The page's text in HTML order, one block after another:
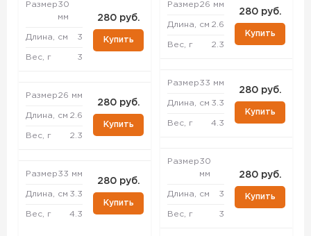
Размер30
мм
Длина, см 3
Вес, г 3
280 руб.
Купить
Размер26 мм
Длина, см 2.6
Вес, г 2.3
280 руб.
Купить
Размер33 мм
Длина, см 3.3
Вес, г 4.3
280 руб.
Купить
Размер26 мм
Длина, см 2.6
Вес, г 2.3
280 руб.
Купить
Размер33 мм
Длина, см 3.3
Вес, г 4.3
280 руб.
Купить
Размер30
мм
Длина, см 3
Вес, г 3
280 руб.
Купить